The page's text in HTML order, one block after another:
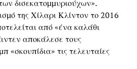
δισεκατομμυριούχων».
της Χίλαρι Κλίντον το 2016
από «ένα καλάθι
αποκάλεσε τους
«σκουπίδια» τις τελευταίες